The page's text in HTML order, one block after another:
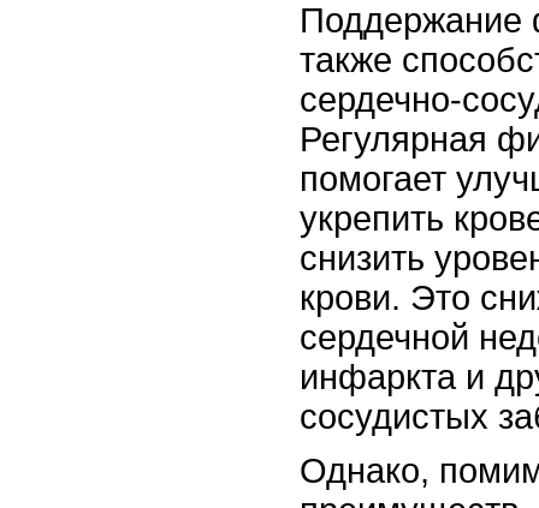
Поддержание
также
сердечно-
Регулярная
помогает
укрепить
снизить
крови. Это
сердечной
инфаркта и
сосудистых
Однако,